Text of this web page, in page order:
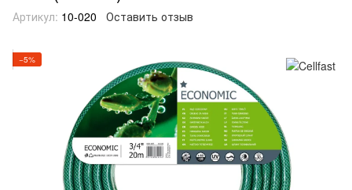
Артикул: 10-020 Оставить отзыв
−5%